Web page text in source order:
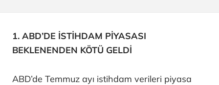
1. ABD’DE İSTİHDAM PİYASASI
BEKLENENDEN KÖTÜ GELDİ
ABD’de Temmuz ayı istihdam verileri piyasa